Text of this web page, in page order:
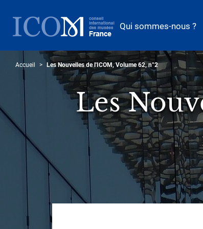
contenu
principal
Qui sommes-nous ?
Accueil Les Nouvelles de l'ICOM, Volume 62, n°2
Les